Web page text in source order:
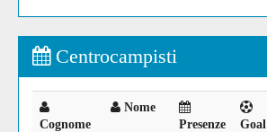
Centrocampisti
Cognome
Nome
Presenze
Goal